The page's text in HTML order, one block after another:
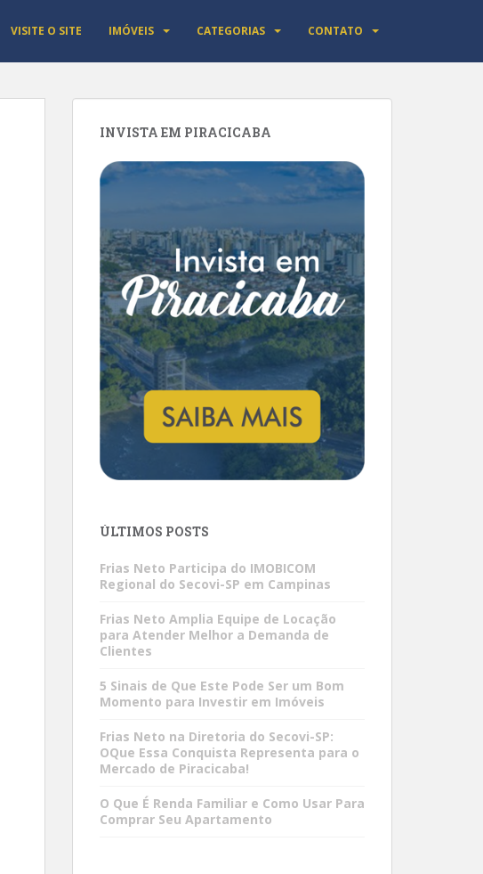
VISITE O SITE IMÓVEIS CATEGORIAS CONTATO
INVISTA EM PIRACICABA
ÚLTIMOS POSTS
Frias Neto Participa do IMOBICOM
Regional do Secovi-SP em Campinas
Frias Neto Amplia Equipe de Locação
para Atender Melhor a Demanda de
Clientes
5 Sinais de Que Este Pode Ser um Bom
Momento para Investir em Imóveis
Frias Neto na Diretoria do Secovi-SP:
OQue Essa Conquista Representa para o
Mercado de Piracicaba!
O Que É Renda Familiar e Como Usar Para
Comprar Seu Apartamento